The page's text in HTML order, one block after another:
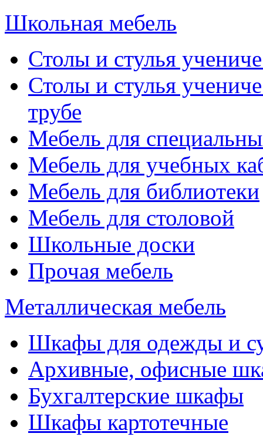
Школьная мебель
Столы и стулья
Столы и стулья
трубе
Мебель для
Мебель для учебных
Мебель для библиотеки
Мебель для столовой
Школьные доски
Прочая мебель
Металлическая мебель
Шкафы для одежды и
Архивные, офисные
Бухгалтерские шкафы
Шкафы картотечные